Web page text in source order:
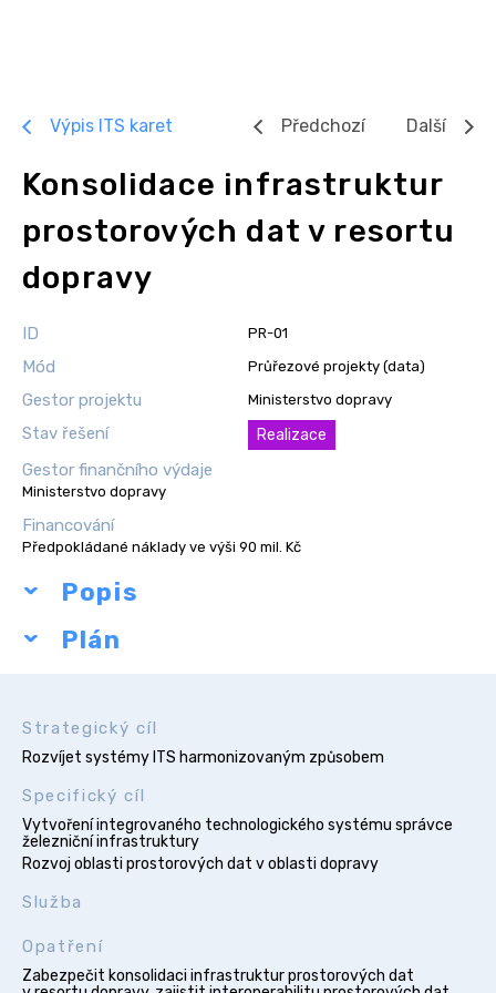
Výpis ITS karet Předchozí Další
Konsolidace infrastruktur
prostorových dat v resortu
dopravy
ID PR-01
Mód Průřezové projekty (data)
Gestor projektu Ministerstvo dopravy
Stav řešení Realizace
Gestor finančního výdaje
Ministerstvo dopravy
Financování
Předpokládané náklady ve výši 90 mil. Kč
Popis
Plán
Strategický cíl
Rozvíjet systémy ITS harmonizovaným způsobem
Specifický cíl
Vytvoření integrovaného technologického systému správce
železniční infrastruktury
Rozvoj oblasti prostorových dat v oblasti dopravy
Služba
Opatření
Zabezpečit konsolidaci infrastruktur prostorových dat